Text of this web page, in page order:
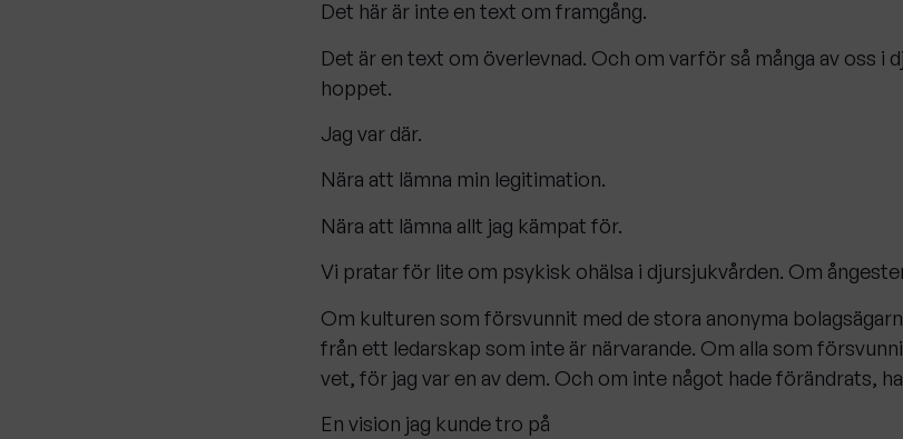
Det här är inte en text om framgång.
Det är en text om överlevnad. Och om varför så många av oss i
hoppet.
Jag var där.
Nära att lämna min legitimation.
Nära att lämna allt jag kämpat för.
Vi pratar för lite om psykisk ohälsa i djursjukvården. Om
Om kulturen som försvunnit med de stora anonyma
från ett ledarskap som inte är närvarande. Om alla som
vet, för jag var en av dem. Och om inte något hade förändrats,
En vision jag kunde tro på